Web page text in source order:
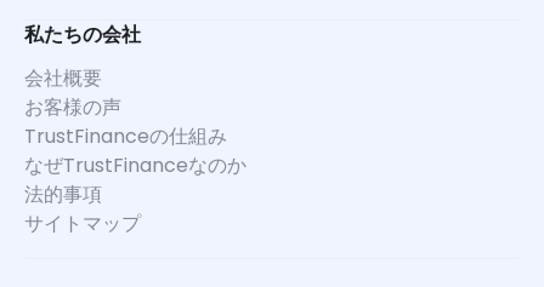
私たちの会社
会社概要
お客様の声
TrustFinanceの仕組み
なぜTrustFinanceなのか
法的事項
サイトマップ